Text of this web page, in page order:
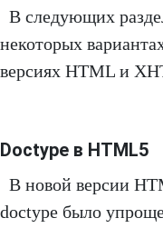
В следующих
некоторых
версиях HTML и
Doctype в HTML5
В новой версии
doctype было